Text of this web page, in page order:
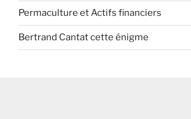
Permaculture et Actifs financiers
Bertrand Cantat cette énigme